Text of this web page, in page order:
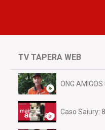
TV TAPERA WEB